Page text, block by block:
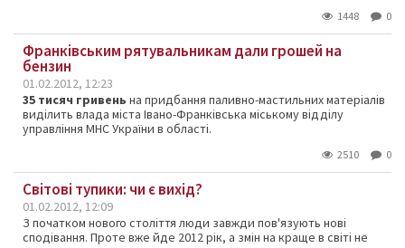
1448 0
Франківським рятувальникам дали грошей на
бензин
01.02.2012, 12:23
35 тисяч гривень на придбання паливно-мастильних матеріалів
виділить влада міста Івано-Франківська міському відділу
управління МНС України в області.
2510 0
Світові тупики: чи є вихід?
01.02.2012, 12:09
З початком нового століття люди завжди пов'язують нові
сподівання. Проте вже йде 2012 рік, а змін на краще в світі не